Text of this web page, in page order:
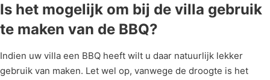
Is het mogelijk om bij de villa gebruik
te maken van de BBQ?
Indien uw villa een BBQ heeft wilt u daar natuurlijk lekker
gebruik van maken. Let wel op, vanwege de droogte is het